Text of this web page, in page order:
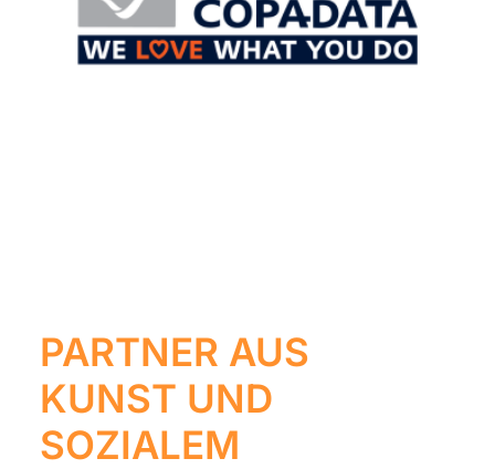
PARTNER AUS
KUNST UND
SOZIALEM